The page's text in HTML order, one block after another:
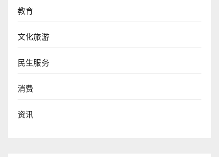
教育
文化旅游
民生服务
消费
资讯